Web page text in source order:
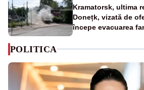
Kramatorsk, ultima
Donețk, vizată de
începe evacuarea
POLITICA